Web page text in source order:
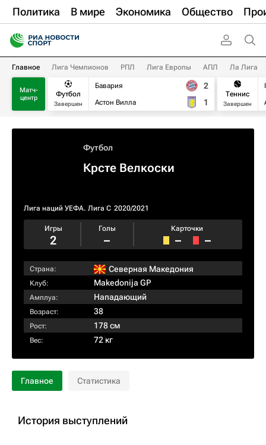
Политика В мире Экономика Общество
Главное Лига Чемпионов РПЛ Лига Европы АПЛ Ла Лига
Матч-
центр
Футбол
Завершен
Бавария
Астон Вилла
2
1
Теннис
Завершен
Футбол
Крсте Велкоски
Лига наций УЕФА. Лига C 2020/2021
Игры
2
Голы
–
Карточки
– –
Страна: Северная Македония
Клуб: Makedonija GP
Амплуа: Нападающий
Возраст: 38
Рост: 178 см
Вес: 72 кг
Главное Статистика
История выступлений